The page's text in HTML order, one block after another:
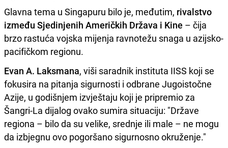
Glavna tema u Singapuru bilo je, međutim, rivalstvo
između Sjedinjenih Američkih Država i Kine – čija
brzo rastuća vojska mijenja ravnotežu snaga u azijsko-
pacifičkom regionu.
Evan A. Laksmana, viši saradnik instituta IISS koji se
fokusira na pitanja sigurnosti i odbrane Jugoistočne
Azije, u godišnjem izvještaju koji je pripremio za
Šangri-La dijalog ovako sumira situaciju: "Države
regiona – bilo da su velike, srednje ili male – ne mogu
da izbjegnu ovo pogoršano sigurnosno okruženje."